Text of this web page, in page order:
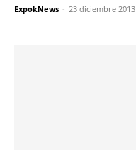
ExpokNews - 23 diciembre 2013